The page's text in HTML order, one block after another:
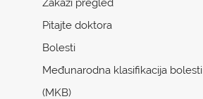
Zakaži pregled
Pitajte doktora
Bolesti
Međunarodna klasifikacija bolesti
(MKB)